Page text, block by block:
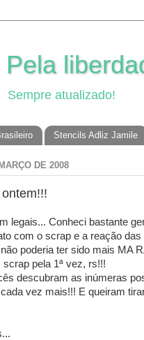
Sempre atualizado!
Stencils Adliz Jamile
DE 2008
legais... Conheci bastante
com o scrap e a reação
poderia ter sido mais MA
pela 1ª vez, rs!!!
descubram as inúmeras
vez mais!!! E queiram